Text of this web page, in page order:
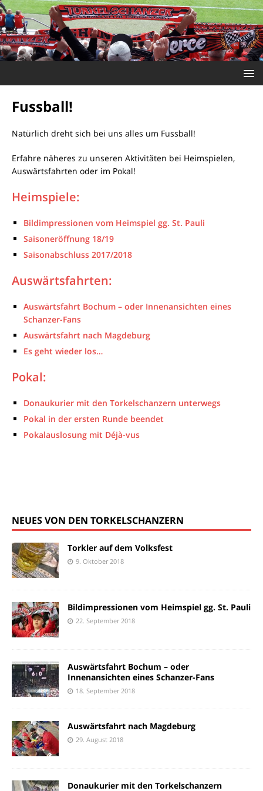
Fussball!
Natürlich dreht sich bei uns alles um Fussball!
Erfahre näheres zu unseren Aktivitäten bei Heimspielen,
Auswärtsfahrten oder im Pokal!
Heimspiele:
Bildimpressionen vom Heimspiel gg. St. Pauli
Saisoneröffnung 18/19
Saisonabschluss 2017/2018
Auswärtsfahrten:
Auswärtsfahrt Bochum – oder Innenansichten eines
Schanzer-Fans
Auswärtsfahrt nach Magdeburg
Es geht wieder los…
Pokal:
Donaukurier mit den Torkelschanzern unterwegs
Pokal in der ersten Runde beendet
Pokalauslosung mit Déjà-vus
NEUES VON DEN TORKELSCHANZERN
Torkler auf dem Volksfest
9. Oktober 2018
Bildimpressionen vom Heimspiel gg. St. Pauli
22. September 2018
Auswärtsfahrt Bochum – oder
Innenansichten eines Schanzer-Fans
18. September 2018
Auswärtsfahrt nach Magdeburg
29. August 2018
Donaukurier mit den Torkelschanzern